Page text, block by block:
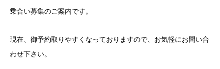
乗合い募集のご案内です。
現在、御予約取りやすくなっておりますので、お気軽にお問い合
わせ下さい。